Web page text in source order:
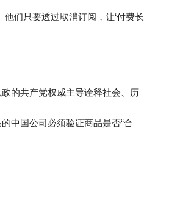
们只要透过取消订阅，让‘付费长
的共产党权威主导诠释社会、历
中国公司必须验证商品是否“合